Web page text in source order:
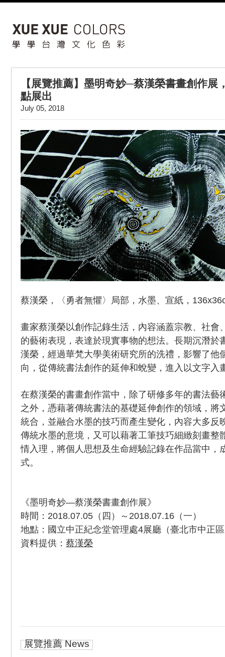
【展覽推薦】墨明奇妙─蔡漢榮書畫創作展
點展出
July 05, 2018
蔡漢榮，〈勇者無懼〉局部，水墨、宣紙，
畫家蔡漢榮以創作記錄生活，內容涵蓋宗教、社會
的藝術表現，表達於現實事物的想法。長期沉潛於
漢榮，經過華梵大學美術研究所的洗禮，影響了他
向，從傳統書法創作的延伸和蛻變，進入以文字入
在蔡漢榮的書畫創作當中，除了研修多年的書法藝
之外，憑藉著傳統書法的基礎延伸創作的領域，將
統合，並融合水墨的技巧而產生變化，內容大多反
傳統水墨的意境，又可以藉著工筆技巧細緻刻畫整
情入理，將個人思想及生命經驗記錄在作品當中，
式。
《墨明奇妙—蔡漢榮書畫創作展》
時間：2018.07.05（四）～2018.07.16（一）
地點：國立中正紀念堂管理處4展廳（臺北市中正
資料提供： 蔡漢榮
展覽推薦 News